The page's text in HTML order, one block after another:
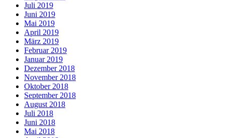
Juli 2019
Juni 2019
Mai 2019
April 2019
März 2019
Februar 2019
Januar 2019
Dezember 2018
November 2018
Oktober 2018
September 2018
August 2018
Juli 2018
Juni 2018
Mai 2018